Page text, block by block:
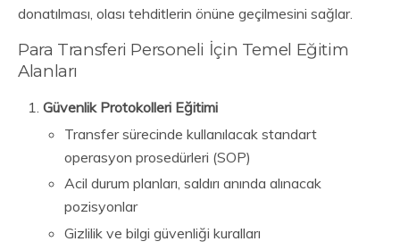
donatılması, olası tehditlerin önüne geçilmesini sağlar.
Para Transferi Personeli İçin Temel Eğitim
Alanları
Güvenlik Protokolleri Eğitimi
Transfer sürecinde kullanılacak standart
operasyon prosedürleri (SOP)
Acil durum planları, saldırı anında alınacak
pozisyonlar
Gizlilik ve bilgi güvenliği kuralları